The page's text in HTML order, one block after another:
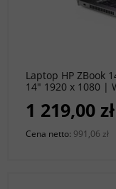
Laptop HP ZBook
14" 1920 x 1080 |
1 219,00 zł
Cena netto: 991,06 zł